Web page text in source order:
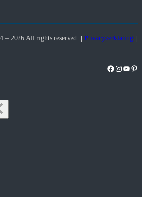
– 2026 All rights reserved. Privacyverklaring
Facebook